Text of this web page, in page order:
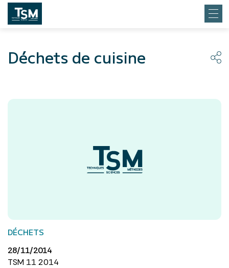
Déchets de cuisine
DÉCHETS
28/11/2014
TSM 11 2014